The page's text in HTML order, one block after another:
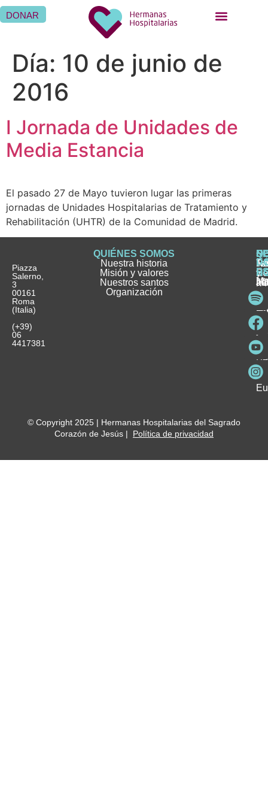
DONAR
Día: 10 de junio de
2016
I Jornada de Unidades de
Media Estancia
El pasado 27 de Mayo tuvieron lugar las primeras
jornadas de Unidades Hospitalarias de Tratamiento y
Rehabilitación (UHTR) de la Comunidad de Madrid.
Piazza
Salerno,
3
00161
Roma
(Italia)
(+39)
06
4417381
QUIÉNES SOMOS
Nuestra historia
Misión y valores
Nuestros santos
Organización
e
y
y
© Copyright 2025 | Hermanas Hospitalarias del Sagrado
Corazón de Jesús | Política de privacidad